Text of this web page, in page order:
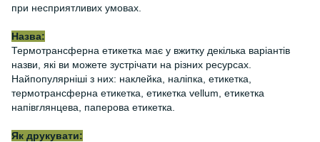
при несприятливих умовах.
Назва:
Термотрансферна етикетка має у вжитку декілька варіантів
назви, які ви можете зустрічати на різних ресурсах.
Найпопулярніші з них: наклейка, наліпка, етикетка,
термотрансферна етикетка, етикетка vellum, етикетка
напівглянцева, паперова етикетка.
Як друкувати: